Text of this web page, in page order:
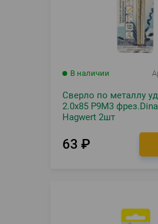
В наличии
Сверло по металлу
2.0х85 Р9М3
Hagwert 2шт
63 ₽